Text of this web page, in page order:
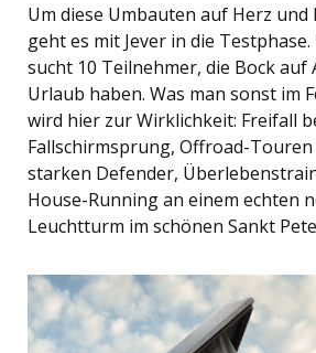
Um diese Umbauten auf Herz
geht es mit Jever in die
sucht 10 Teilnehmer, die Bock auf
Urlaub haben. Was man sonst im
wird hier zur Wirklichkeit: Freifall
Fallschirmsprung, Offroad-Touren
starken Defender,
House-Running an einem echten
Leuchtturm im schönen Sankt